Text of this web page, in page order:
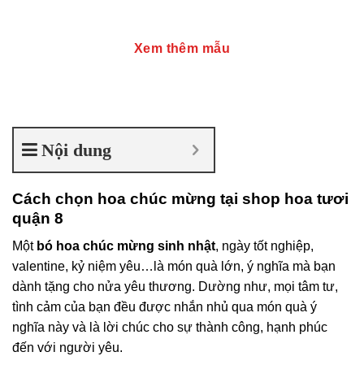
Xem thêm mẫu
Nội dung
Cách chọn hoa chúc mừng tại shop hoa tươi
quận 8
Một bó hoa chúc mừng sinh nhật, ngày tốt nghiệp,
valentine, kỷ niệm yêu…là món quà lớn, ý nghĩa mà bạn
dành tặng cho nửa yêu thương. Dường như, mọi tâm tư,
tình cảm của bạn đều được nhắn nhủ qua món quà ý
nghĩa này và là lời chúc cho sự thành công, hạnh phúc
đến với người yêu.